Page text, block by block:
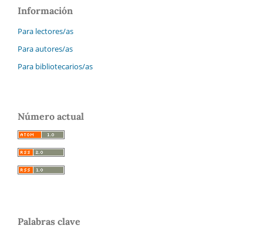
Información
Para lectores/as
Para autores/as
Para bibliotecarios/as
Número actual
Palabras clave